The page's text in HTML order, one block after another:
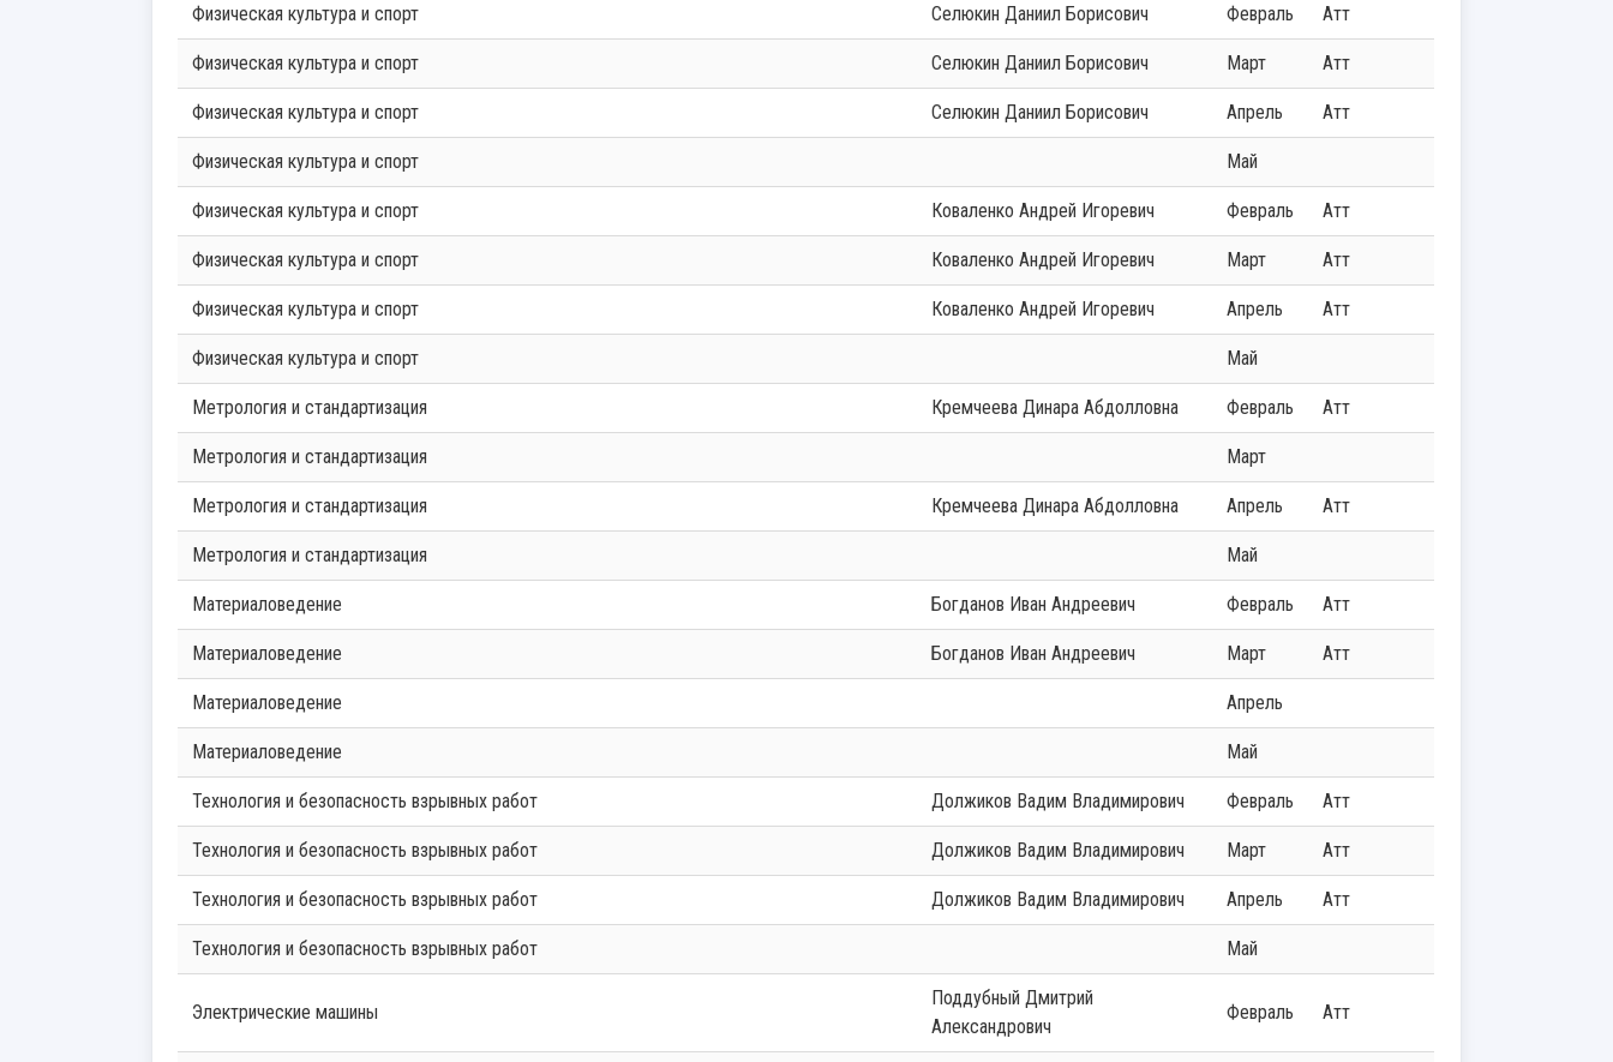
Физическая культура и спорт Селюкин Даниил Борисович Февраль Атт
Физическая культура и спорт Селюкин Даниил Борисович Март Атт
Физическая культура и спорт Селюкин Даниил Борисович Апрель Атт
Физическая культура и спорт Май
Физическая культура и спорт Коваленко Андрей Игоревич Февраль Атт
Физическая культура и спорт Коваленко Андрей Игоревич Март Атт
Физическая культура и спорт Коваленко Андрей Игоревич Апрель Атт
Физическая культура и спорт Май
Метрология и стандартизация Кремчеева Динара Абдолловна Февраль Атт
Метрология и стандартизация Март
Метрология и стандартизация Кремчеева Динара Абдолловна Апрель Атт
Метрология и стандартизация Май
Материаловедение Богданов Иван Андреевич Февраль Атт
Материаловедение Богданов Иван Андреевич Март Атт
Материаловедение Апрель
Материаловедение Май
Технология и безопасность взрывных работ Должиков Вадим Владимирович Февраль Атт
Технология и безопасность взрывных работ Должиков Вадим Владимирович Март Атт
Технология и безопасность взрывных работ Должиков Вадим Владимирович Апрель Атт
Технология и безопасность взрывных работ Май
Электрические машины
Поддубный Дмитрий
Александрович
Февраль Атт